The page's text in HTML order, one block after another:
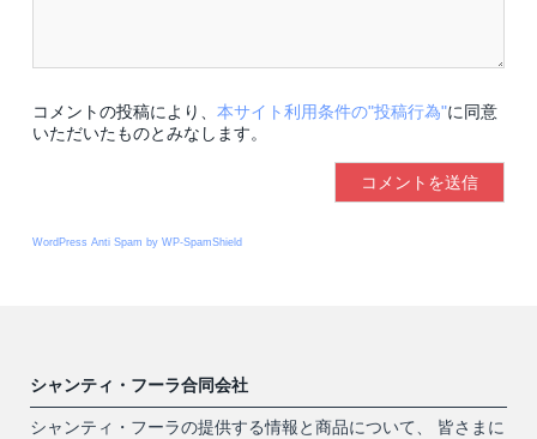
コメントの投稿により、 本サイト利用条件の"投稿行為"に同意
いただいたものとみなします。
WordPress Anti Spam by WP-SpamShield
シャンティ・フーラ合同会社
シャンティ・フーラの提供する情報と商品について、 皆さまに